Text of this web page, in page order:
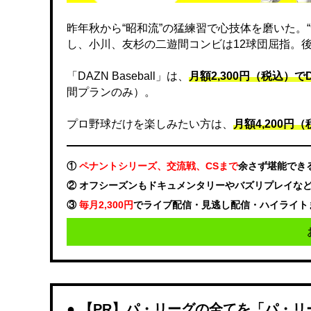
昨年秋から“昭和流”の猛練習で心技体を磨いた
し、小川、友杉の二遊間コンビは12球団屈指。
「DAZN Baseball」は、 月額2,300円（税込）で
間プランのみ）。
プロ野球だけを楽しみたい方は、 月額4,200円（
①ペナントシリーズ、交流戦、CSまで余さず堪能でき
② オフシーズンもドキュメンタリーやバズリプレイな
③毎月2,300円でライブ配信・見逃し配信・ハイライ